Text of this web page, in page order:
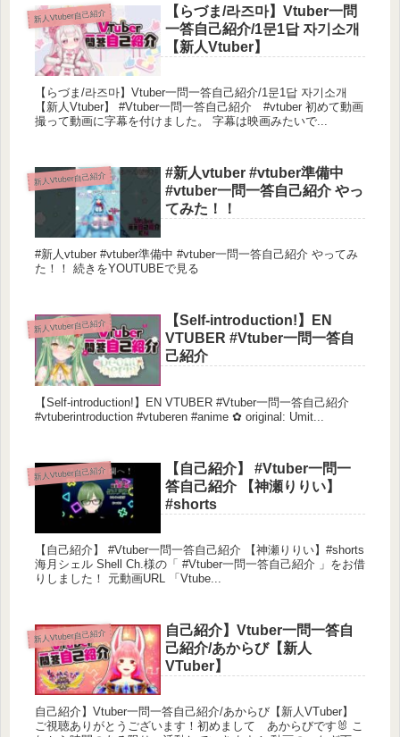
新人Vtuber自己紹介
【らづま/라즈마】Vtuber一問
一答自己紹介/1문1답 자기소개
【新人Vtuber】
【らづま/라즈마】Vtuber一問一答自己紹介/1문1답 자기소개
【新人Vtuber】 #Vtuber一問一答自己紹介 #vtuber 初めて動画
撮って動画に字幕を付けました。 字幕は映画みたいで...
新人Vtuber自己紹介
#新人vtuber #vtuber準備中
#vtuber一問一答自己紹介 やっ
てみた！！
#新人vtuber #vtuber準備中 #vtuber一問一答自己紹介 やってみ
た！！ 続きをYOUTUBEで見る
新人Vtuber自己紹介
【Self-introduction!】EN
VTUBER #Vtuber一問一答自
己紹介
【Self-introduction!】EN VTUBER #Vtuber一問一答自己紹介
#vtuberintroduction #vtuberen #anime ✿ original: Umit...
新人Vtuber自己紹介
【自己紹介】 #Vtuber一問一
答自己紹介 【神瀬りりい】
#shorts
【自己紹介】 #Vtuber一問一答自己紹介 【神瀬りりい】#shorts
海月シェル Shell Ch.様の「 #Vtuber一問一答自己紹介 」をお借
りしました！ 元動画URL 「Vtube...
新人Vtuber自己紹介
自己紹介】Vtuber一問一答自
己紹介/あからび【新人
VTuber】
自己紹介】Vtuber一問一答自己紹介/あからび【新人VTuber】
ご視聴ありがとうございます！初めまして あからびです🐰 こ